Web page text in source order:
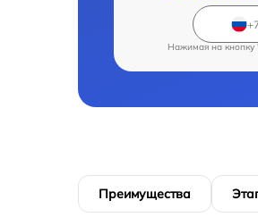
Нажимая на кнопку
Преимущества